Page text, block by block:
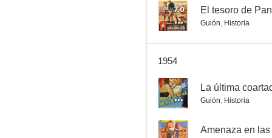
--
Noches argentinas
7.0 El tesoro de
Guión, Historia
1954
-- La última
Guión, Historia
-- Amenaza en